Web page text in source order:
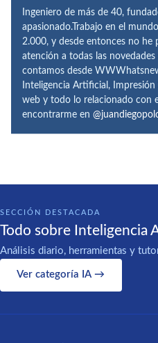
Ingeniero de más de 40,
apasionado.Trabajo en el
2.000, y desde entonces no
atención a todas las
contamos desde
Inteligencia Artificial,
web y todo lo relacionado con
encontrarme en
SECCIÓN DESTACADA
Todo sobre Inteligencia
Análisis diario, herramientas y
Ver categoría IA →